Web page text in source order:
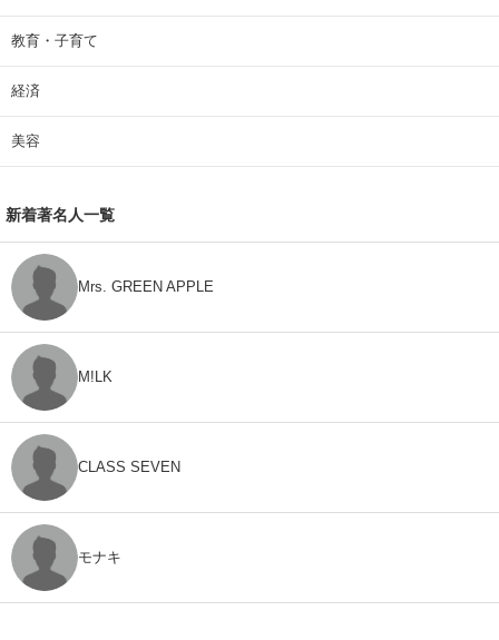
教育・子育て
経済
美容
新着著名人一覧
Mrs. GREEN APPLE
M!LK
CLASS SEVEN
モナキ